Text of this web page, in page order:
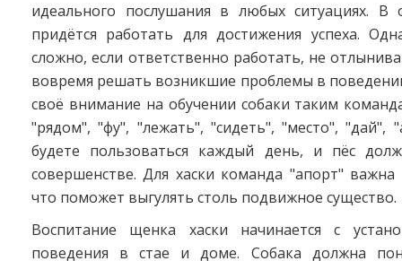
идеального послушания в любых ситуациях. В
придётся работать для достижения успеха.
сложно, если ответственно работать, не
вовремя решать возникшие проблемы в
своё внимание на обучении собаки таким
"рядом", "фу", "лежать", "сидеть", "место", "дай",
будете пользоваться каждый день, и пёс
совершенстве. Для хаски команда "апорт"
что поможет выгулять столь подвижное существо.
Воспитание щенка хаски начинается с
поведения в стае и доме. Собака должна